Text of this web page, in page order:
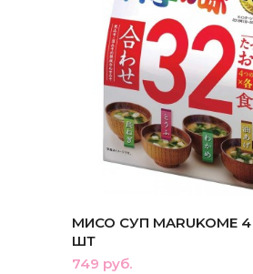
МИСО СУП MARUKOME
ШТ
749 руб.